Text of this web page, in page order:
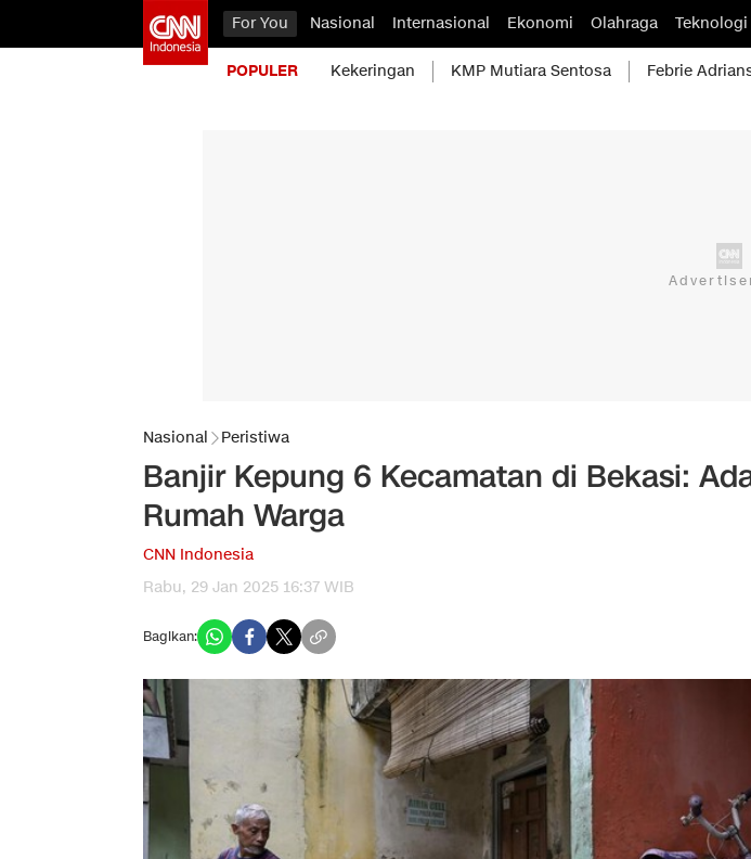
For You Nasional Internasional Ekonomi Olahraga Teknologi
POPULER Kekeringan KMP Mutiara Sentosa Febrie
Nasional Peristiwa
Banjir Kepung 6 Kecamatan di Bekasi:
Rumah Warga
CNN Indonesia
Rabu, 29 Jan 2025 16:37 WIB
Bagikan: